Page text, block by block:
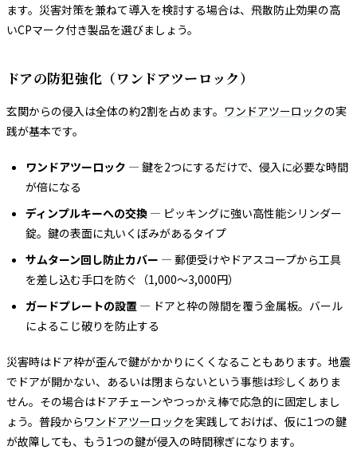
ます。災害対策を兼ねて導入を検討する場合は、飛散防止効果の高
いCPマーク付き製品を選びましょう。
ドアの防犯強化（ワンドアツーロック）
玄関からの侵入は全体の約2割を占めます。 ワンドアツーロックの実
践が基本です。
ワンドアツーロック — 鍵を2つにするだけで、侵入に必要な時間
が倍になる
ディンプルキーへの交換 — ピッキングに強い高性能シリンダー
錠。鍵の表面に丸いくぼみがあるタイプ
サムターン回し防止カバー — 郵便受けやドアスコープから工具
を差し込む手口を防ぐ（1,000〜3,000円）
ガードプレートの設置 — ドアと枠の隙間を覆う金属板。バール
によるこじ破りを防止する
災害時はドア枠が歪んで鍵がかかりにくくなることもあります。地震
でドアが開かない、あるいは閉まらないという事態は珍しくありま
せん。その場合はドアチェーンやつっかえ棒で応急的に固定しまし
ょう。普段からワンドアツーロックを実践しておけば、仮に1つの鍵
が故障しても、もう1つの鍵が侵入の時間稼ぎになります。